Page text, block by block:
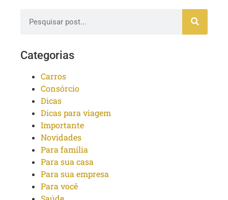
Categorias
Carros
Consórcio
Dicas
Dicas para viagem
Importante
Novidades
Para família
Para sua casa
Para sua empresa
Para você